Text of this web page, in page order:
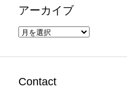
アーカイブ
ア
ブ
Contact